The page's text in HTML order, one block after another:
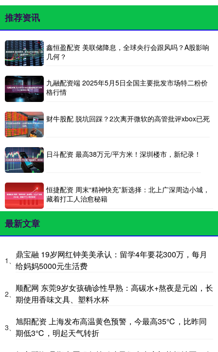
推荐资讯
鑫恒盈配资 美联储降息，全球央行会跟风吗？A股影响
几何？
九融配资端 2025年5月5日全国主要批发市场特二粉价
格行情
财牛股配 脱坑回踩？2次离开微软的高管批评xbox已死
日斗配资 最高38万元/平方米！深圳楼市，新纪录！
恒捷配资 周末“精神快充”新选择：北上广深周边小城，
藏着打工人治愈秘籍
最新文章
1、
鼎宝融 19岁网红钟美美承认：留学4年要花300万，每月
给妈妈5000元生活费
2、
顺配网 东莞9岁女孩确诊性早熟：高碳水+熬夜是元凶，长
期使用香味文具、塑料水杯
3、
旭阳配资 上海发布高温黄色预警，今最高35℃，比昨同
期低3℃，明起天气转折